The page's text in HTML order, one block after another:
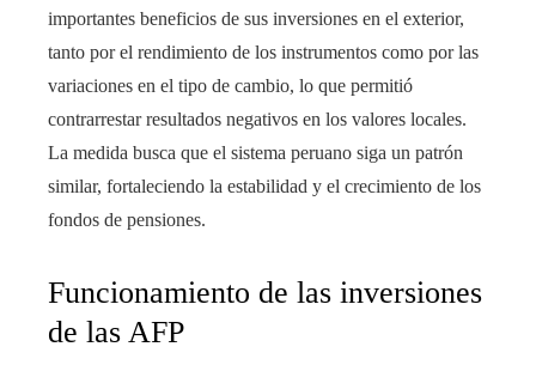
importantes beneficios de sus inversiones en el exterior,
tanto por el rendimiento de los instrumentos como por las
variaciones en el tipo de cambio, lo que permitió
contrarrestar resultados negativos en los valores locales.
La medida busca que el sistema peruano siga un patrón
similar, fortaleciendo la estabilidad y el crecimiento de los
fondos de pensiones.
Funcionamiento de las inversiones
de las AFP